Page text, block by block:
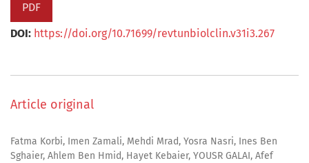
PDF
DOI: https://doi.org/10.71699/revtunbiolclin.v31i3.267
Article original
Fatma Korbi, Imen Zamali, Mehdi Mrad, Yosra Nasri, Ines Ben
Sghaier, Ahlem Ben Hmid, Hayet Kebaier, YOUSR GALAI, Afef